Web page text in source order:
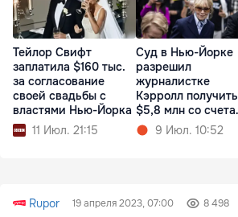
Тейлор Свифт
заплатила $160 тыс.
за согласование
своей свадьбы с
властями Нью-Йорка
11 Июл. 21:15
Суд в Нью-Йорке
разрешил
журналистке
Кэрролл получить
$5,8 млн со счета
Трампа9 Июл. 10:52
Rupor 19 апреля 2023, 07:00 8 498